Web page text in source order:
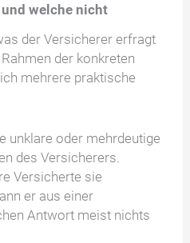
welche nicht
der Versicherer erfragt
der konkreten
mehrere praktische
unklare oder mehrdeutige
des Versicherers.
Versicherte sie
er aus einer
Antwort meist nichts